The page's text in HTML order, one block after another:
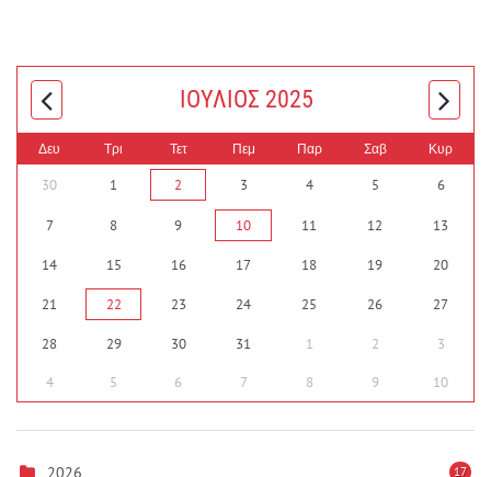
ΙΟΎΛΙΟΣ 2025
Δευ Τρι Τετ Πεμ Παρ Σαβ Κυρ
30 1 2 3 4 5 6
7 8 9 10 11 12 13
14 15 16 17 18 19 20
21 22 23 24 25 26 27
28 29 30 31 1 2 3
4 5 6 7 8 9 10
2026 17